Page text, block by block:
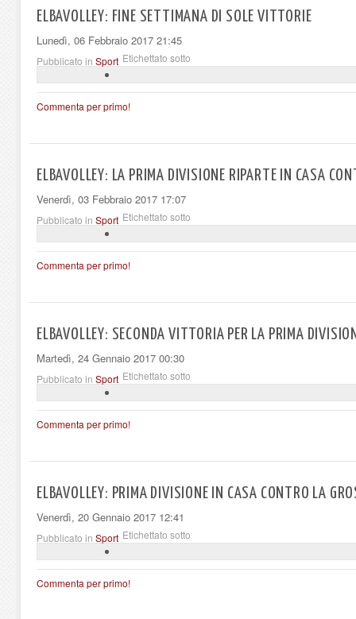
ELBAVOLLEY: FINE SETTIMANA DI SOLE VITTORIE
Lunedì, 06 Febbraio 2017 21:45
Pubblicato in Sport Etichettato sotto
Commenta per primo!
ELBAVOLLEY: LA PRIMA DIVISIONE RIPARTE IN CASA
Venerdì, 03 Febbraio 2017 17:07
Pubblicato in Sport Etichettato sotto
Commenta per primo!
ELBAVOLLEY: SECONDA VITTORIA PER LA PRIMA
Martedì, 24 Gennaio 2017 00:30
Pubblicato in Sport Etichettato sotto
Commenta per primo!
ELBAVOLLEY: PRIMA DIVISIONE IN CASA CONTRO LA
Venerdì, 20 Gennaio 2017 12:41
Pubblicato in Sport Etichettato sotto
Commenta per primo!